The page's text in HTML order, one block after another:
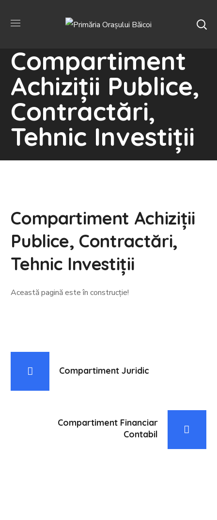
Compartiment
Achiziții Publice,
Contractări,
Tehnic Investiții
Compartiment Achiziții
Publice, Contractări,
Tehnic Investiții
Această pagină este în construcție!
Compartiment Juridic
Compartiment Financiar
Contabil